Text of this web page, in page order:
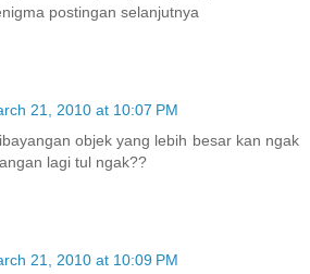
postingan selanjutnya
21, 2010 at 10:07 PM
objek yang lebih besar kan ngak
lagi tul ngak??
21, 2010 at 10:09 PM